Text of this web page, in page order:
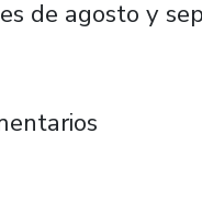
de agosto y
la Facultad de